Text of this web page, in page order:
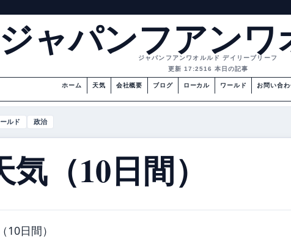
ジャパンフアンワ
ジャパンフアンワオルルド デイリーブリーフ
更新 17:2516 本日の記事
ホーム 天気 会社概要 ブログ ローカル ワールド お問い合わ
ルド 政治
（10日間）
10日間）